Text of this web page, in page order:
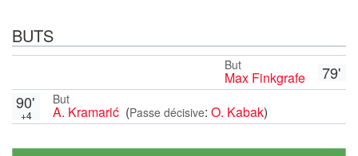
BUTS
79'
But
Max Finkgrafe
But
A. Kramarić (Passe décisive: O. Kabak)
90'
+4